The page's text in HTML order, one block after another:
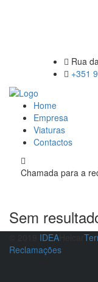
Rua
+351
Home
Empresa
Viaturas
Contactos
Chamada para a
Sem
IDEA
Reclamações